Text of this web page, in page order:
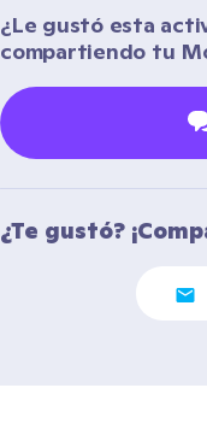
¿Le gustó esta
compartiendo tu
¿Te gustó?